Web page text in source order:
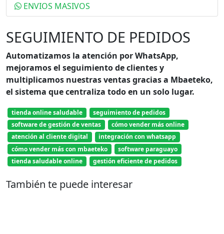
ENVIOS MASIVOS
SEGUIMIENTO DE PEDIDOS
Automatizamos la atención por WhatsApp,
mejoramos el seguimiento de clientes y
multiplicamos nuestras ventas gracias a Mbaeteko,
el sistema que centraliza todo en un solo lugar.
tienda online saludable
seguimiento de pedidos
software de gestión de ventas
cómo vender más online
atención al cliente digital
integración con whatsapp
cómo vender más con mbaeteko
software paraguayo
tienda saludable online
gestión eficiente de pedidos
También te puede interesar